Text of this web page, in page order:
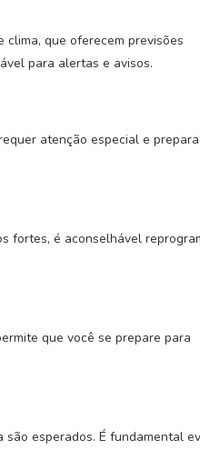
que oferecem previsões
para alertas e avisos.
atenção especial e
fortes, é aconselhável
que você se prepare para
são esperados. É fundamental